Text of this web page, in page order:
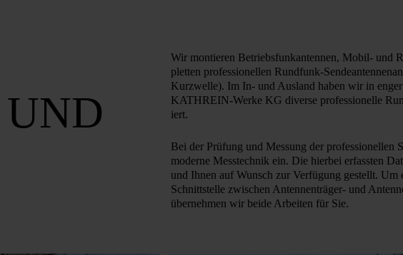
Wir montier­en Betriebsfunkantenn­en, Mobil- und
pletten professionell­en Rundfunk-
Kurz­welle). Im In- und Ausland ha­ben wir in
KATHREIN-Werke KG divers­e profession­elle
iert.
Bei der Prüfung und Messung der professionel­len
moderne Mess­technik ein. Die hierbei erfassten
und Ihnen auf Wunsch zur Verfügung gestellt. Um
Schnittstelle zwischen An­ten­nen­träger- und
übernehmen wir beide Arbeiten für Sie.